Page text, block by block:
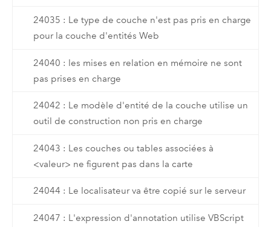
24035 : Le type de couche n'est pas pris en charge
pour la couche d'entités Web
24040 : les mises en relation en mémoire ne sont
pas prises en charge
24042 : Le modèle d'entité de la couche utilise un
outil de construction non pris en charge
24043 : Les couches ou tables associées à
<valeur> ne figurent pas dans la carte
24044 : Le localisateur va être copié sur le serveur
24047 : L'expression d'annotation utilise VBScript